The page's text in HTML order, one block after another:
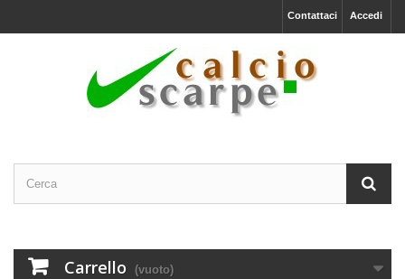
Accedi
Contattaci
Carrello (vuoto)